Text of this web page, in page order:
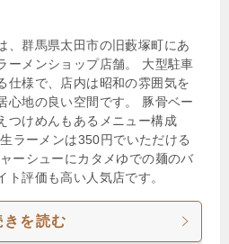
、群馬県太田市の旧藪塚町にあ
ーメンショップ店舗。 大型駐車
仕様で、店内は昭和の雰囲気を
心地の良い空間です。 豚骨ベー
つけめんもあるメニュー構成
ラーメンは350円でいただける
ーシューにカタメゆでの麺のバ
評価も高い人気店です。
きを読む